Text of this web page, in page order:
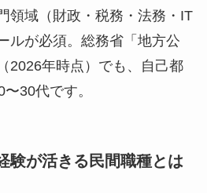
領域（財政・税務・法務・IT
ルが必須。総務省「地方公
2026年時点）でも、自己都
30代です。
験が活きる民間職種とは